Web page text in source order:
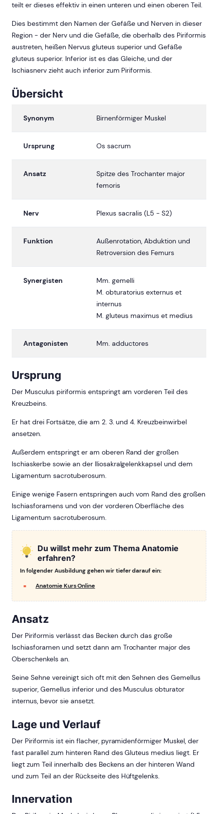
teilt er dieses effektiv in einen unteren und einen oberen Teil.
Dies bestimmt den Namen der Gefäße und Nerven in dieser
Region - der Nerv und die Gefäße, die oberhalb des Piriformis
austreten, heißen Nervus gluteus superior und Gefäße
gluteus superior. Inferior ist es das Gleiche, und der
Ischiasnerv zieht auch inferior zum Piriformis.
Übersicht
Synonym Birnenförmiger Muskel
Ursprung Os sacrum
Ansatz
Spitze des Trochanter major
femoris
Nerv Plexus sacralis (L5 - S2)
Funktion
Außenrotation, Abduktion und
Retroversion des Femurs
Synergisten
Mm. gemelli
M. obturatorius externus et
internus
M. gluteus maximus et medius
Antagonisten Mm. adductores
Ursprung
Der Musculus piriformis entspringt am vorderen Teil des
Kreuzbeins.
Er hat drei Fortsätze, die am 2. 3. und 4. Kreuzbeinwirbel
ansetzen.
Außerdem entspringt er am oberen Rand der großen
Ischiaskerbe sowie an der Iliosakralgelenkkapsel und dem
Ligamentum sacrotuberosum.
Einige wenige Fasern entspringen auch vom Rand des großen
Ischiasforamens und von der vorderen Oberfläche des
Ligamentum sacrotuberosum.
Du willst mehr zum Thema Anatomie
erfahren?
In folgender Ausbildung gehen wir tiefer darauf ein:
Anatomie Kurs Online
Ansatz
Der Piriformis verlässt das Becken durch das große
Ischiasforamen und setzt dann am Trochanter major des
Oberschenkels an.
Seine Sehne vereinigt sich oft mit den Sehnen des Gemellus
superior, Gemellus inferior und des Musculus obturator
internus, bevor sie ansetzt.
Lage und Verlauf
Der Piriformis ist ein flacher, pyramidenförmiger Muskel, der
fast parallel zum hinteren Rand des Gluteus medius liegt. Er
liegt zum Teil innerhalb des Beckens an der hinteren Wand
und zum Teil an der Rückseite des Hüftgelenks.
Innervation